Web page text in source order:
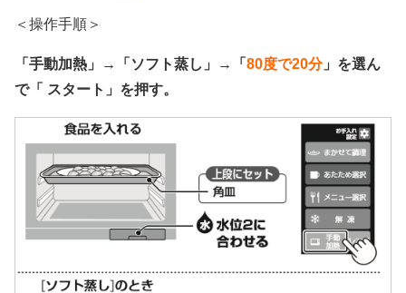
＜操作手順＞
「手動加熱」→「ソフト蒸し」→「 80度で20分」を選ん
で「 スタート」を押す。